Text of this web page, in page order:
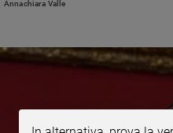
Annachiara Valle